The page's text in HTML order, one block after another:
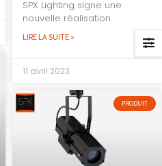
SPX Lighting signe une
nouvelle réalisation.
LIRE LA SUITE »
11 avril 2023
PRODUIT